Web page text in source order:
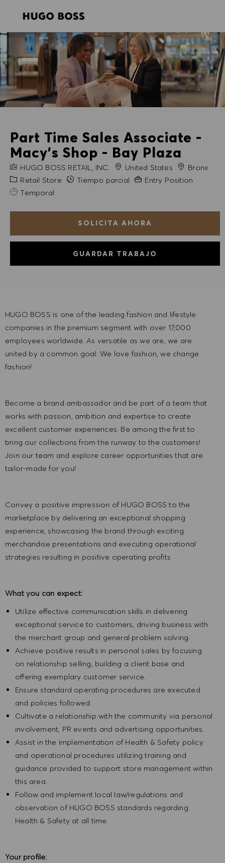
Part Time Sales Associate -
Macy's Shop - Bay Plaza
NOMBRE DE LA EMPRESA
HUGO BOSS RETAIL, INC. United States Ciudad
Bronx
Categoría
Retail Store Tiempo parcial Experiencia necesaria
Entry Position
Temporal
SOLICITA AHORA
GUARDAR TRABAJO
HUGO BOSS is one of the leading fashion and lifestyle
companies in the premium segment with over 17,000
employees worldwide. As versatile as we are, we are
united by a common goal: We love fashion, we change
fashion!
Become a brand ambassador and be part of a team that
works with passion, ambition and expertise to create
excellent customer experiences. Be among the first to
bring our collections from the runway to the customers!
Join our team and explore career opportunities that are
tailor-made for you!
Convey a positive impression of HUGO BOSS to the
marketplace by delivering an exceptional shopping
experience, showcasing the brand through exciting
merchandise presentations and executing operational
strategies resulting in positive operating profits
What you can expect:
Utilize effective communication skills in delivering
exceptional service to customers, driving business with
the merchant group and general problem solving.
Achieve positive results in personal sales by focusing
on relationship selling, building a client base and
offering exemplary customer service.
Ensure standard operating procedures are executed
and policies followed.
Cultivate a relationship with the community via personal
involvement, PR events and advertising opportunities.
Assist in the implementation of Health & Safety policy
and operational procedures utilizing training and
guidance provided to support store management within
this area.
Follow and implement local law/regulations and
observation of HUGO BOSS standards regarding
Health & Safety at all time.
Your profile: